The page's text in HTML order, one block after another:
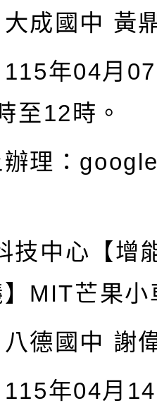
成國中 黃
115年04月 07
至12 時。
理：
技中心【增
MIT芒果小
德國中 謝
115年04月 14